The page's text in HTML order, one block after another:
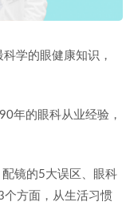
学的眼健康知识，
年的眼科从业经验，
镜的5大误区、眼科
方面，从生活习惯